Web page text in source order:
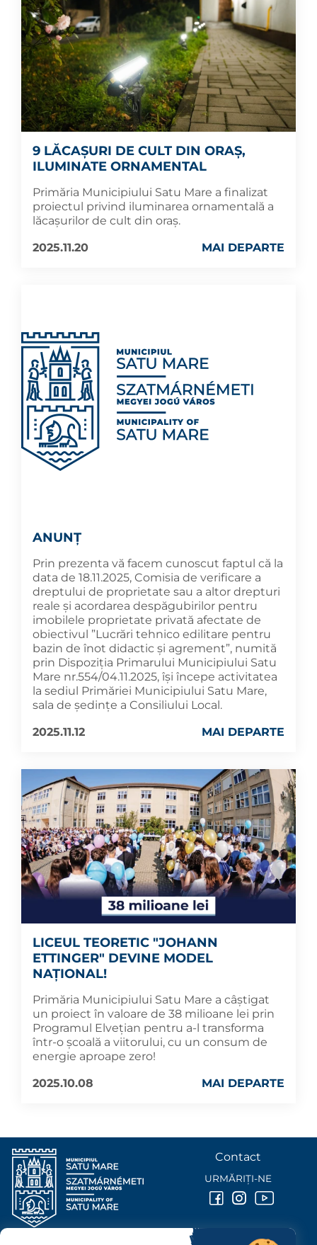
9 LĂCAȘURI DE CULT DIN ORAȘ,
ILUMINATE ORNAMENTAL
Primăria Municipiului Satu Mare a finalizat
proiectul privind iluminarea ornamentală a
lăcașurilor de cult din oraș.
2025.11.20
MAI DEPARTE
ANUNŢ
Prin prezenta vă facem cunoscut faptul că la
data de 18.11.2025, Comisia de verificare a
dreptului de proprietate sau a altor drepturi
reale şi acordarea despăgubirilor pentru
imobilele proprietate privată afectate de
obiectivul ”Lucrări tehnico edilitare pentru
bazin de înot didactic și agrement”, numită
prin Dispoziția Primarului Municipiului Satu
Mare nr.554/04.11.2025, își începe activitatea
la sediul Primăriei Municipiului Satu Mare,
sala de ședințe a Consiliului Local.
2025.11.12
MAI DEPARTE
LICEUL TEORETIC "JOHANN
ETTINGER" DEVINE MODEL
NAȚIONAL!
Primăria Municipiului Satu Mare a câștigat
un proiect în valoare de 38 milioane lei prin
Programul Elvețian pentru a-l transforma
într-o școală a viitorului, cu un consum de
energie aproape zero!
2025.10.08
MAI DEPARTE
Contact
URMĂRIȚI-NE